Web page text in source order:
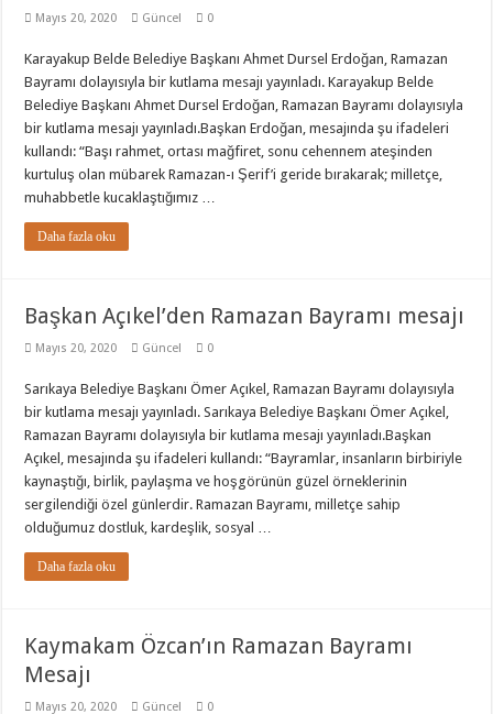
Mayıs 20, 2020 Güncel 0
Karayakup Belde Belediye Başkanı Ahmet Dursel Erdoğan, Ramazan
Bayramı dolayısıyla bir kutlama mesajı yayınladı. Karayakup Belde
Belediye Başkanı Ahmet Dursel Erdoğan, Ramazan Bayramı dolayısıyla
bir kutlama mesajı yayınladı.Başkan Erdoğan, mesajında şu ifadeleri
kullandı: “Başı rahmet, ortası mağfiret, sonu cehennem ateşinden
kurtuluş olan mübarek Ramazan-ı Şerif’i geride bırakarak; milletçe,
muhabbetle kucaklaştığımız …
Daha fazla oku
Başkan Açıkel’den Ramazan Bayramı mesajı
Mayıs 20, 2020 Güncel 0
Sarıkaya Belediye Başkanı Ömer Açıkel, Ramazan Bayramı dolayısıyla
bir kutlama mesajı yayınladı. Sarıkaya Belediye Başkanı Ömer Açıkel,
Ramazan Bayramı dolayısıyla bir kutlama mesajı yayınladı.Başkan
Açıkel, mesajında şu ifadeleri kullandı: “Bayramlar, insanların birbiriyle
kaynaştığı, birlik, paylaşma ve hoşgörünün güzel örneklerinin
sergilendiği özel günlerdir. Ramazan Bayramı, milletçe sahip
olduğumuz dostluk, kardeşlik, sosyal …
Daha fazla oku
Kaymakam Özcan’ın Ramazan Bayramı
Mesajı
Mayıs 20, 2020 Güncel 0